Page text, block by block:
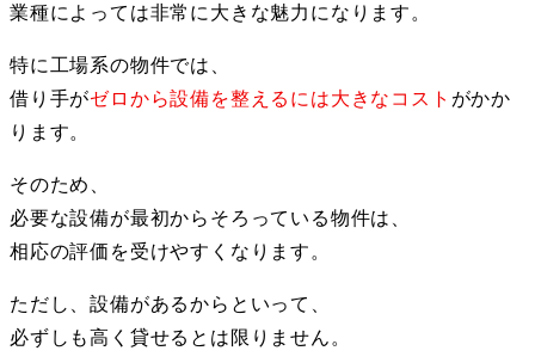
業種によっては非常に大きな魅力になります。
特に工場系の物件では、
借り手がゼロから設備を整えるには大きなコスト がかか
ります。
そのため、
必要な設備が最初からそろっている物件は、
相応の評価を受けやすくなります。
ただし、設備があるからといって、
必ずしも高く貸せるとは限りません。